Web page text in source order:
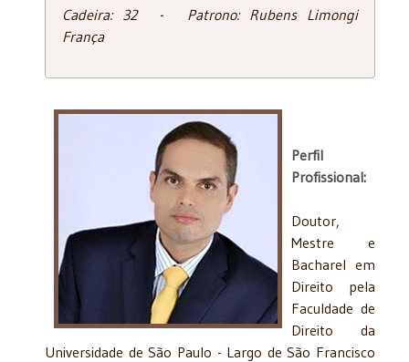
Cadeira: 32 - Patrono: Rubens Limongi
França
Perfil
Profissional:
Doutor,
Mestre e
Bacharel em
Direito pela
Faculdade de
Direito da
Universidade de São Paulo - Largo de São Francisco